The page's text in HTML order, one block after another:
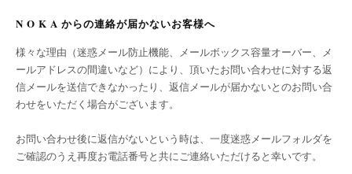
N O K A からの連絡が届かないお客様へ
様々な理由（迷惑メール防止機能、メールボックス容量オーバー、メ
ールアドレスの間違いなど）により、頂いたお問い合わせに対する返
信メールを送信できなかったり、返信メールが届かないとのお問い合
わせをいただく場合がございます。
お問い合わせ後に返信がないという時は、一度迷惑メールフォルダを
ご確認のうえ再度お電話番号と共にご連絡いただけると幸いです。